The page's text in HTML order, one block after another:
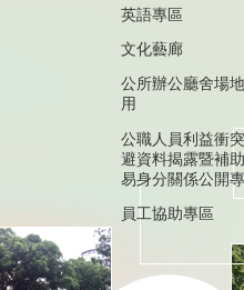
英語專區
文化藝廊
公所辦公廳舍場
用
公職人員利益衝
避資料揭露暨補
易身分關係公開
員工協助專區